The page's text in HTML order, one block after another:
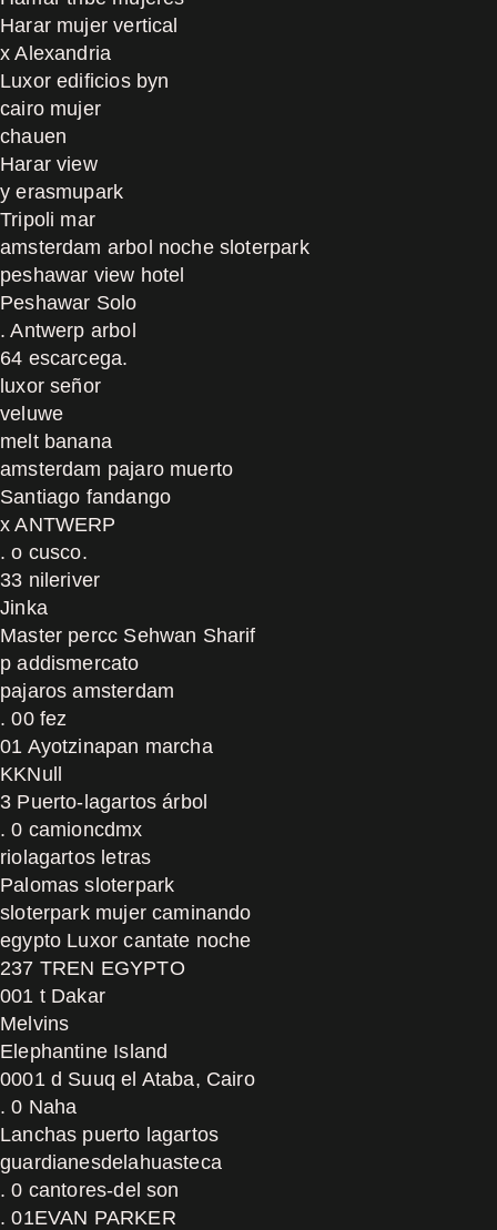
Harar mujer vertical
x Alexandria
Luxor edificios byn
cairo mujer
chauen
Harar view
y erasmupark
Tripoli mar
amsterdam arbol noche sloterpark
peshawar view hotel
Peshawar Solo
. Antwerp arbol
64 escarcega.
luxor señor
veluwe
melt banana
amsterdam pajaro muerto
Santiago fandango
x ANTWERP
. o cusco.
33 nileriver
Jinka
Master percc Sehwan Sharif
p addismercato
pajaros amsterdam
. 00 fez
01 Ayotzinapan marcha
KKNull
3 Puerto-lagartos árbol
. 0 camioncdmx
riolagartos letras
Palomas sloterpark
sloterpark mujer caminando
egypto Luxor cantate noche
237 TREN EGYPTO
001 t Dakar
Melvins
Elephantine Island
0001 d Suuq el Ataba, Cairo
. 0 Naha
Lanchas puerto lagartos
guardianesdelahuasteca
. 0 cantores-del son
. 01EVAN PARKER